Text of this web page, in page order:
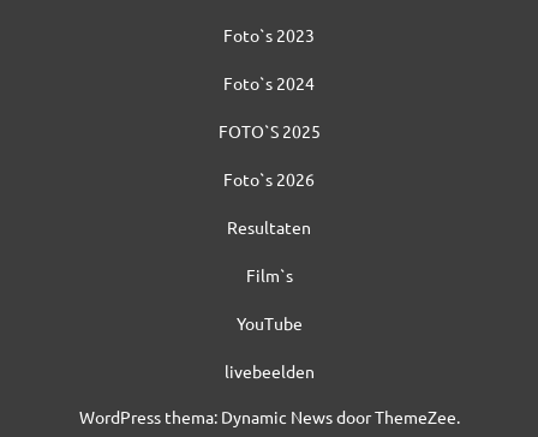
Foto`s 2023
Foto`s 2024
FOTO`S 2025
Foto`s 2026
Resultaten
Film`s
YouTube
livebeelden
WordPress thema: Dynamic News door ThemeZee.